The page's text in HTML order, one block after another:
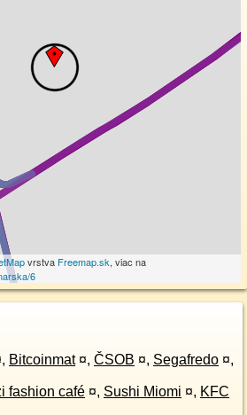
vrstva Freemap.sk, viac na
6
, Bitcoinmat ¤, ČSOB ¤, Segafredo ¤,
fashion café ¤, Sushi Miomi ¤, KFC